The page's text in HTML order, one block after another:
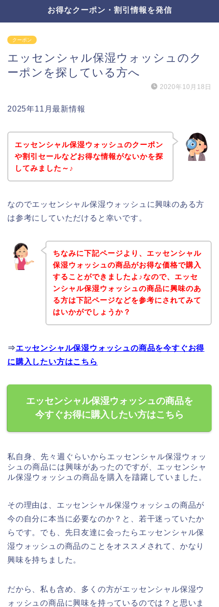
お得なクーポン・割引情報を発信
クーポン
エッセンシャル保湿ウォッシュのク
ーポンを探している方へ
2020年10月18日
2025年11月最新情報
エッセンシャル保湿ウォッシュのクーポン
や割引セールなどお得な情報がないかを探
してみました～♪
なのでエッセンシャル保湿ウォッシュに興味のある方
は参考にしていただけると幸いです。
ちなみに下記ページより、エッセンシャル
保湿ウォッシュの商品がお得な価格で購入
することができましたよ♪なので、エッセ
ンシャル保湿ウォッシュの商品に興味のあ
る方は下記ページなどを参考にされてみて
はいかがでしょうか？
⇒エッセンシャル保湿ウォッシュの商品を今すぐお得
に購入したい方はこちら
エッセンシャル保湿ウォッシュの商品を
今すぐお得に購入したい方はこちら
私自身、先々週ぐらいからエッセンシャル保湿ウォッ
シュの商品には興味があったのですが、エッセンシャ
ル保湿ウォッシュの商品を購入を躊躇していました。
その理由は、エッセンシャル保湿ウォッシュの商品が
今の自分に本当に必要なのか？と、若干迷っていたか
らです。でも、先日友達に会ったらエッセンシャル保
湿ウォッシュの商品のことをオススメされて、かなり
興味を持ちました。
だから、私も含め、多くの方がエッセンシャル保湿ウ
ォッシュの商品に興味を持っているのでは？と思いま